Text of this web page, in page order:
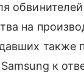
на
также
к